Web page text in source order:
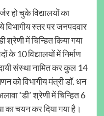
हो चुके विद्यालयों का
स्तर पर जनपदवार
श्रेणी में चिन्हित किया गया
के 10 विद्यालयों में निर्माण
संस्था नामित कर कुल 14
को विभागीय मंत्री डॉ. धन
‘डी’ श्रेणी में चिन्हित 6
का चयन कर दिया गया है।